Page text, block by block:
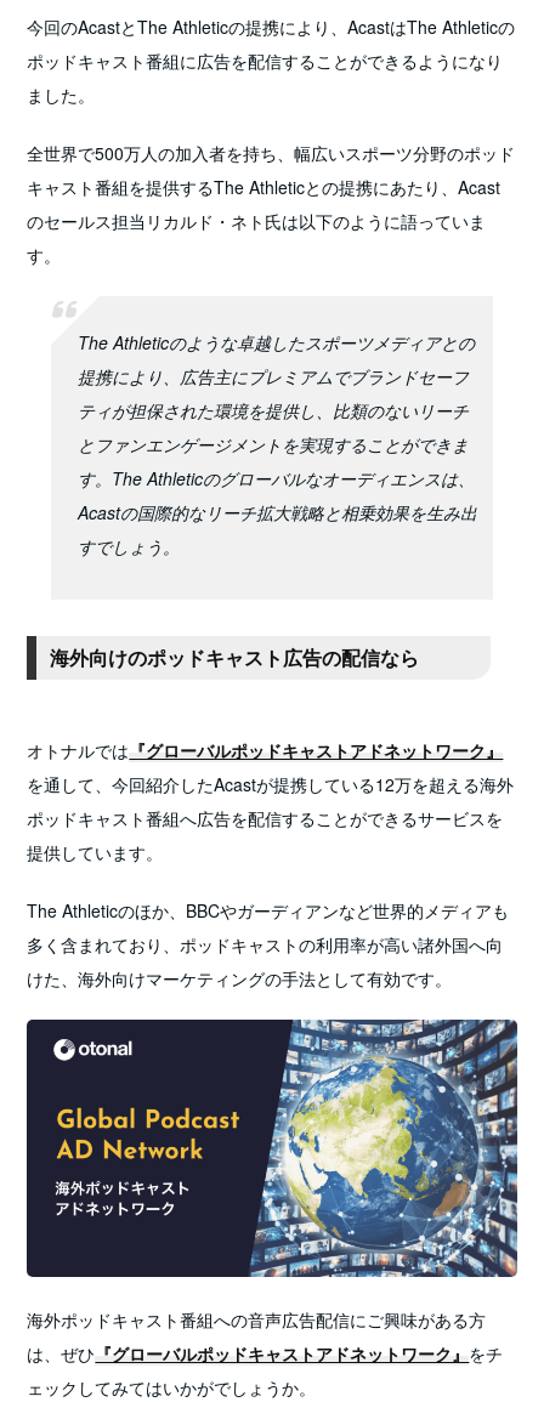
今回のAcastとThe Athleticの提携により、AcastはThe Athleticの
ポッドキャスト番組に広告を配信することができるようになり
ました。
全世界で500万人の加入者を持ち、幅広いスポーツ分野のポッド
キャスト番組を提供するThe Athleticとの提携にあたり、Acast
のセールス担当リカルド・ネト氏は以下のように語っていま
す。
The Athleticのような卓越したスポーツメディアとの
提携により、広告主にプレミアムでブランドセーフ
ティが担保された環境を提供し、比類のないリーチ
とファンエンゲージメントを実現することができま
す。The Athleticのグローバルなオーディエンスは、
Acastの国際的なリーチ拡大戦略と相乗効果を生み出
すでしょう。
海外向けのポッドキャスト広告の配信なら
オトナルでは 『グローバルポッドキャストアドネットワーク』
を通して、今回紹介したAcastが提携している12万を超える海外
ポッドキャスト番組へ広告を配信することができるサービスを
提供しています。
The Athleticのほか、BBCやガーディアンなど世界的メディアも
多く含まれており、ポッドキャストの利用率が高い諸外国へ向
けた、海外向けマーケティングの手法として有効です。
海外ポッドキャスト番組への音声広告配信にご興味がある方
は、ぜひ 『グローバルポッドキャストアドネットワーク』 をチ
ェックしてみてはいかがでしょうか。